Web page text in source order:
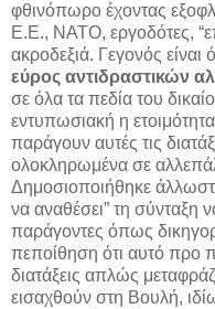
φθινόπωρο έχοντας
Ε.Ε., ΝΑΤΟ, εργοδότες,
ακροδεξιά. Γεγονός είναι
εύρος αντιδραστικών
σε όλα τα πεδία του
εντυπωσιακή η
παράγουν αυτές τις
ολοκληρωμένα σε
Δημοσιοποιήθηκε
να αναθέσει” τη σύνταξη
παράγοντες όπως
πεποίθηση ότι αυτό προ
διατάξεις απλώς
εισαχθούν στη Βουλή,